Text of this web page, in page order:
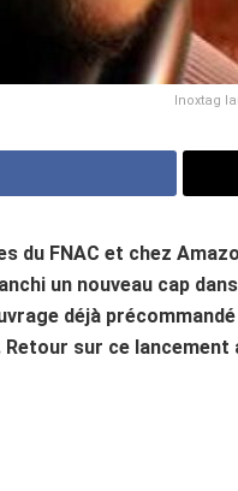
Inoxtag
du FNAC et chez
un nouveau cap
déjà précommandé
sur ce lancement